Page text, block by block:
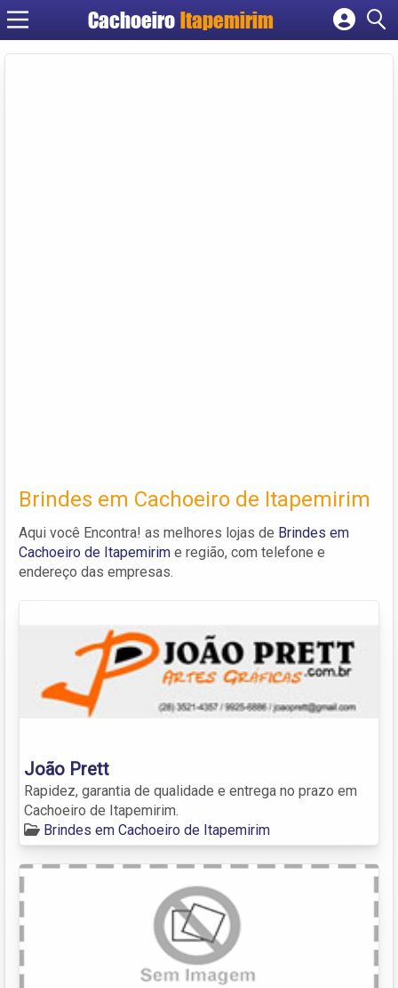
Cachoeiro Itapemirim
Cadastrar empresa
Brindes em Cachoeiro de Itapemirim
Aqui você Encontra! as melhores lojas de Brindes em
Cachoeiro de Itapemirim e região, com telefone e
endereço das empresas.
João Prett
Rapidez, garantia de qualidade e entrega no prazo em
Cachoeiro de Itapemirim.
Brindes em Cachoeiro de Itapemirim